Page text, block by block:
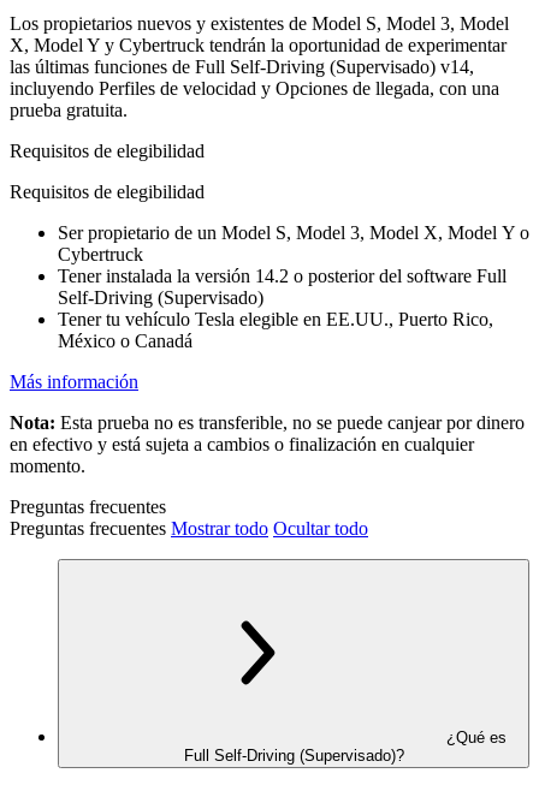
Los propietarios nuevos y existentes de Model S, Model 3, Model
X, Model Y y Cybertruck tendrán la oportunidad de experimentar
las últimas funciones de Full Self-Driving (Supervisado) v14,
incluyendo Perfiles de velocidad y Opciones de llegada, con una
prueba gratuita.
Requisitos de elegibilidad
Requisitos de elegibilidad
Ser propietario de un Model S, Model 3, Model X, Model Y o
Cybertruck
Tener instalada la versión 14.2 o posterior del software Full
Self-Driving (Supervisado)
Tener tu vehículo Tesla elegible en EE.UU., Puerto Rico,
México o Canadá
Más información
Nota: Esta prueba no es transferible, no se puede canjear por dinero
en efectivo y está sujeta a cambios o finalización en cualquier
momento.
Preguntas frecuentes
Preguntas frecuentes Mostrar todo Ocultar todo
¿Qué es
Full Self-Driving (Supervisado)?